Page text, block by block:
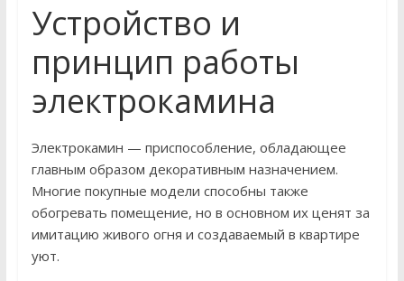
Устройство и
принцип работы
электрокамина
Электрокамин — приспособление, обладающее
главным образом декоративным назначением.
Многие покупные модели способны также
обогревать помещение, но в основном их ценят за
имитацию живого огня и создаваемый в квартире
уют.